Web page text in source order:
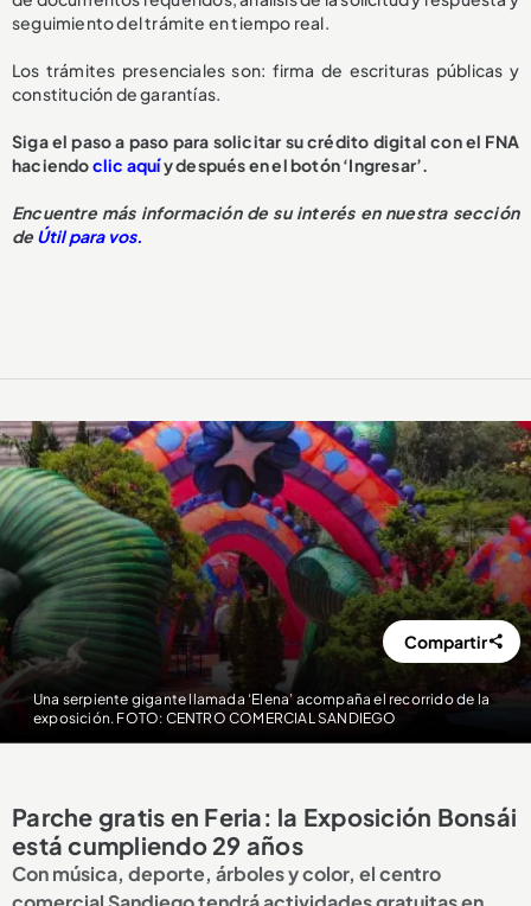
seguimiento del trámite en tiempo real.
Los trámites presenciales son: firma de escrituras públicas y
constitución de garantías.
Siga el paso a paso para solicitar su crédito digital con el FNA
haciendoclic aquíy después en el botón ‘Ingresar’.
Encuentre más información de su interés en nuestra sección
deÚtil para vos.
Una serpiente gigante llamada ‘Elena’ acompaña el recorrido de la
exposición. FOTO: CENTRO COMERCIAL SANDIEGO
Compartir
Parche gratis en Feria: la Exposición Bonsái
está cumpliendo 29 años
Con música, deporte, árboles y color, el centro